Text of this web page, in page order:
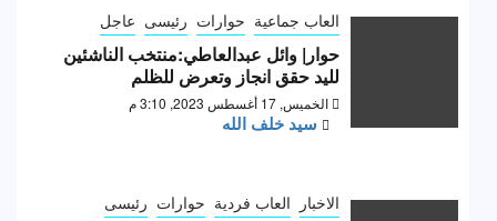
العاب جماعية حوارات رئيسى عاجل
حوار| وائل عبدالعاطي:منتخب الناشئين
لليد حقق انجاز وتعرض للظلم
الخميس, 17 أغسطس 2023, 3:10 م
سيد خلف الله
الاخبار العاب فردية حوارات رئيسى